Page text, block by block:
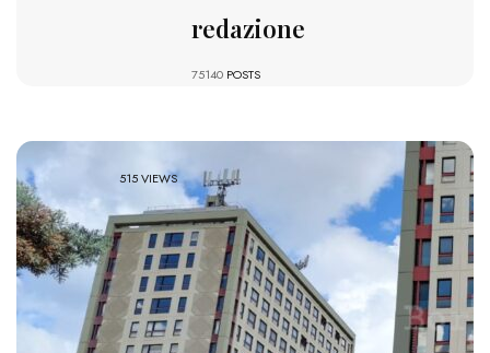
redazione
75140 POSTS
515 VIEWS